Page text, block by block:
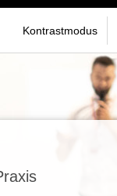
Kontrastmodus